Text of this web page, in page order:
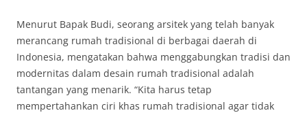
Menurut Bapak Budi, seorang arsitek yang telah banyak
merancang rumah tradisional di berbagai daerah di
Indonesia, mengatakan bahwa menggabungkan tradisi dan
modernitas dalam desain rumah tradisional adalah
tantangan yang menarik. “Kita harus tetap
mempertahankan ciri khas rumah tradisional agar tidak